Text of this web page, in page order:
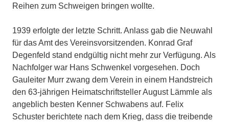
Reihen zum Schweigen bringen wollte.
1939 erfolgte der letzte Schritt. Anlass gab die Neuwahl
für das Amt des Vereinsvorsitzenden. Konrad Graf
Degenfeld stand endgültig nicht mehr zur Verfügung. Als
Nachfolger war Hans Schwenkel vorgesehen. Doch
Gauleiter Murr zwang dem Verein in einem Handstreich
den 63-jährigen Heimatschriftsteller August Lämmle als
angeblich besten Kenner Schwabens auf. Felix
Schuster berichtete nach dem Krieg, dass die treibende